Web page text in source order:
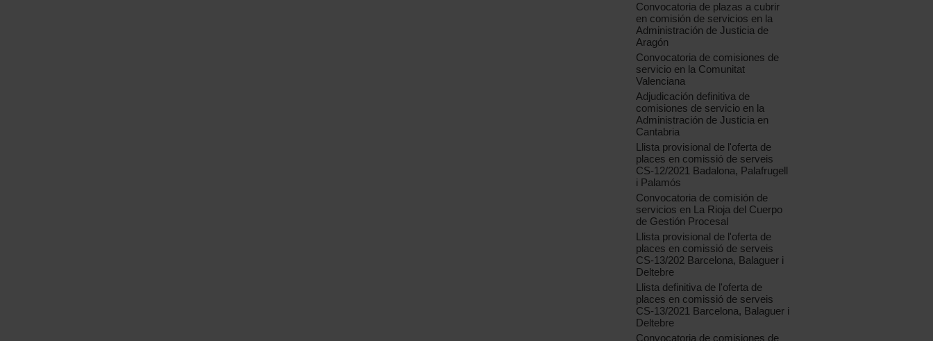
Convocatoria de plazas a cubrir
en comisión de servicios en la
Administración de Justicia de
Aragón
Convocatoria de comisiones de
servicio en la Comunitat
Valenciana
Adjudicación definitiva de
comisiones de servicio en la
Administración de Justicia en
Cantabria
Llista provisional de l'oferta de
places en comissió de serveis
CS-12/2021 Badalona, Palafrugell
i Palamós
Convocatoria de comisión de
servicios en La Rioja del Cuerpo
de Gestión Procesal
Llista provisional de l'oferta de
places en comissió de serveis
CS-13/202 Barcelona, Balaguer i
Deltebre
Llista definitiva de l'oferta de
places en comissió de serveis
CS-13/2021 Barcelona, Balaguer i
Deltebre
Convocatoria de comisiones de